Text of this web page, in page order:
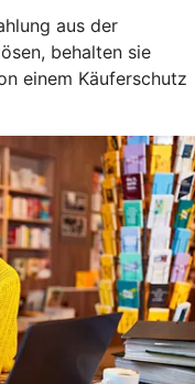
aus der
behalten sie
einem Käuferschutz